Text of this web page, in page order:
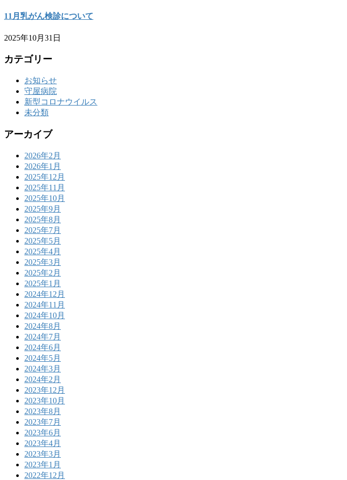
11月乳がん検診について
2025年10月31日
カテゴリー
お知らせ
守屋病院
新型コロナウイルス
未分類
アーカイブ
2026年2月
2026年1月
2025年12月
2025年11月
2025年10月
2025年9月
2025年8月
2025年7月
2025年5月
2025年4月
2025年3月
2025年2月
2025年1月
2024年12月
2024年11月
2024年10月
2024年8月
2024年7月
2024年6月
2024年5月
2024年3月
2024年2月
2023年12月
2023年10月
2023年8月
2023年7月
2023年6月
2023年4月
2023年3月
2023年1月
2022年12月